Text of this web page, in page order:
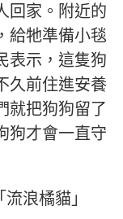
回家。附近的
給牠準備小毯
表示，這隻狗
久前住進安養
就把狗狗留了
狗才會一直守